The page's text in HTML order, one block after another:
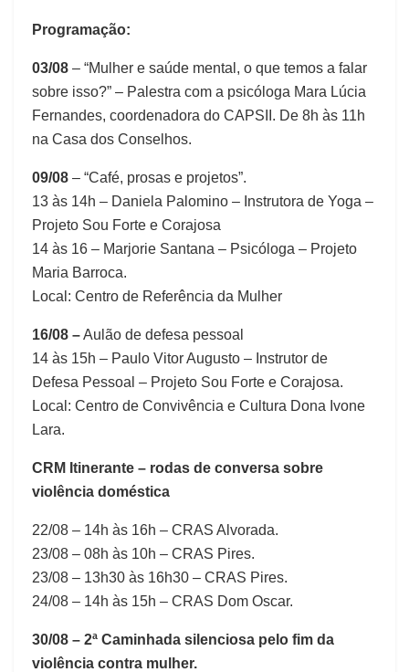
Programação:
03/08 – “Mulher e saúde mental, o que temos a falar
sobre isso?” – Palestra com a psicóloga Mara Lúcia
Fernandes, coordenadora do CAPSII. De 8h às 11h
na Casa dos Conselhos.
09/08 – “Café, prosas e projetos”.
13 às 14h – Daniela Palomino – Instrutora de Yoga –
Projeto Sou Forte e Corajosa
14 às 16 – Marjorie Santana – Psicóloga – Projeto
Maria Barroca.
Local: Centro de Referência da Mulher
16/08 –Aulão de defesa pessoal
14 às 15h – Paulo Vitor Augusto – Instrutor de
Defesa Pessoal – Projeto Sou Forte e Corajosa.
Local: Centro de Convivência e Cultura Dona Ivone
Lara.
CRM Itinerante – rodas de conversa sobre
violência doméstica
22/08 – 14h às 16h – CRAS Alvorada.
23/08 – 08h às 10h – CRAS Pires.
23/08 – 13h30 às 16h30 – CRAS Pires.
24/08 – 14h às 15h – CRAS Dom Oscar.
30/08 – 2ª Caminhada silenciosa pelo fim da
violência contra mulher.